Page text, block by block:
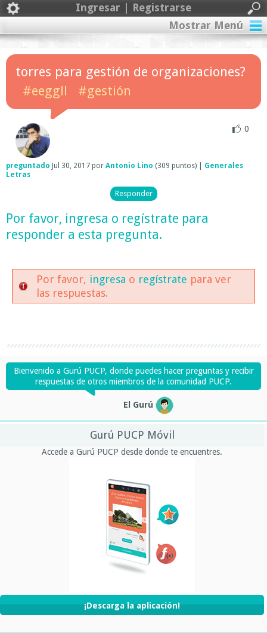
Ingresar | Registrarse
Mostrar Menú
torres para gestión de organizaciones?
#eeggll
#gestión
0
preguntado Jul 30, 2017 por Antonio Lino (309 puntos)
Generales
Letras
Por favor, ingresa o regístrate para
responder a esta pregunta.
Por favor, ingresa o regístrate para ver
las respuestas.
Bienvenido a Gurú PUCP, donde puedes hacer preguntas y recibir
respuestas de otros miembros de la comunidad PUCP.
El Gurú
Gurú PUCP Móvil
Accede a Gurú PUCP desde donde te encuentres.
¡Descarga la aplicación!